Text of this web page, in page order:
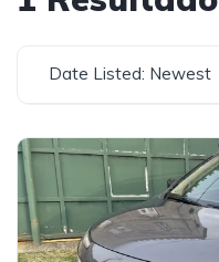
Date Listed: Newest